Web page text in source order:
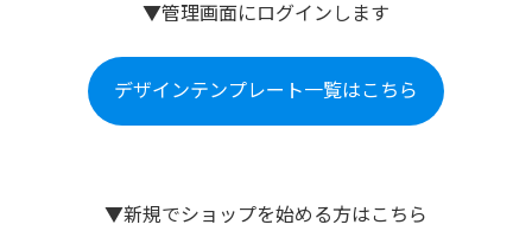
▼管理画面にログインします
デザインテンプレート一覧はこちら
▼新規でショップを始める方はこちら